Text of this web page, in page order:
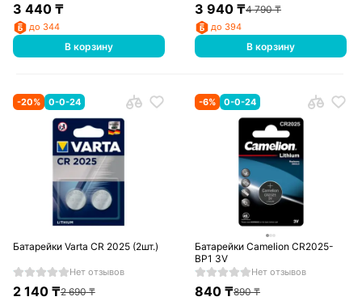
3 440₸
до 344
В корзину
3 940 ₸4 790₸
до 394
В корзину
-20% 0-0-24
Батарейки Varta CR 2025 (2шт.)
Нет отзывов
2 140₸2 690₸
-6% 0-0-24
Батарейки Camelion CR2025-
BP1 3V
Нет отзывов
840 ₸890₸